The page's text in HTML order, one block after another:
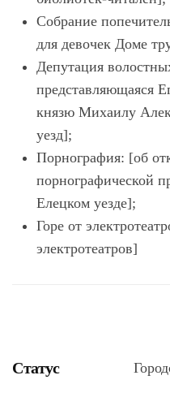
Собрание
для девочек Доме
Депутация
представляющаяся
князю Михаилу
уезд];
Порнография: [об
порнографической
Елецком уезде];
Горе от
электротеатров]
Статус